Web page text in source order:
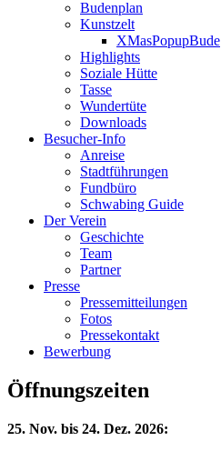
Budenplan
Kunstzelt
XMasPopupBude
Highlights
Soziale Hütte
Tasse
Wundertüte
Downloads
Besucher-Info
Anreise
Stadtführungen
Fundbüro
Schwabing Guide
Der Verein
Geschichte
Team
Partner
Presse
Pressemitteilungen
Fotos
Pressekontakt
Bewerbung
Öffnungszeiten
25. Nov. bis 24. Dez. 2026: